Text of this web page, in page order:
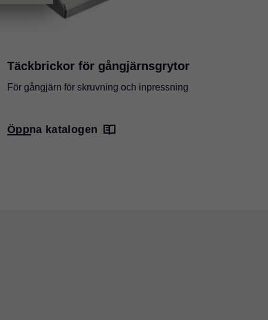
Täckbrickor för gångjärnsgrytor
För gångjärn för skruvning och inpressning
Öppna katalogen